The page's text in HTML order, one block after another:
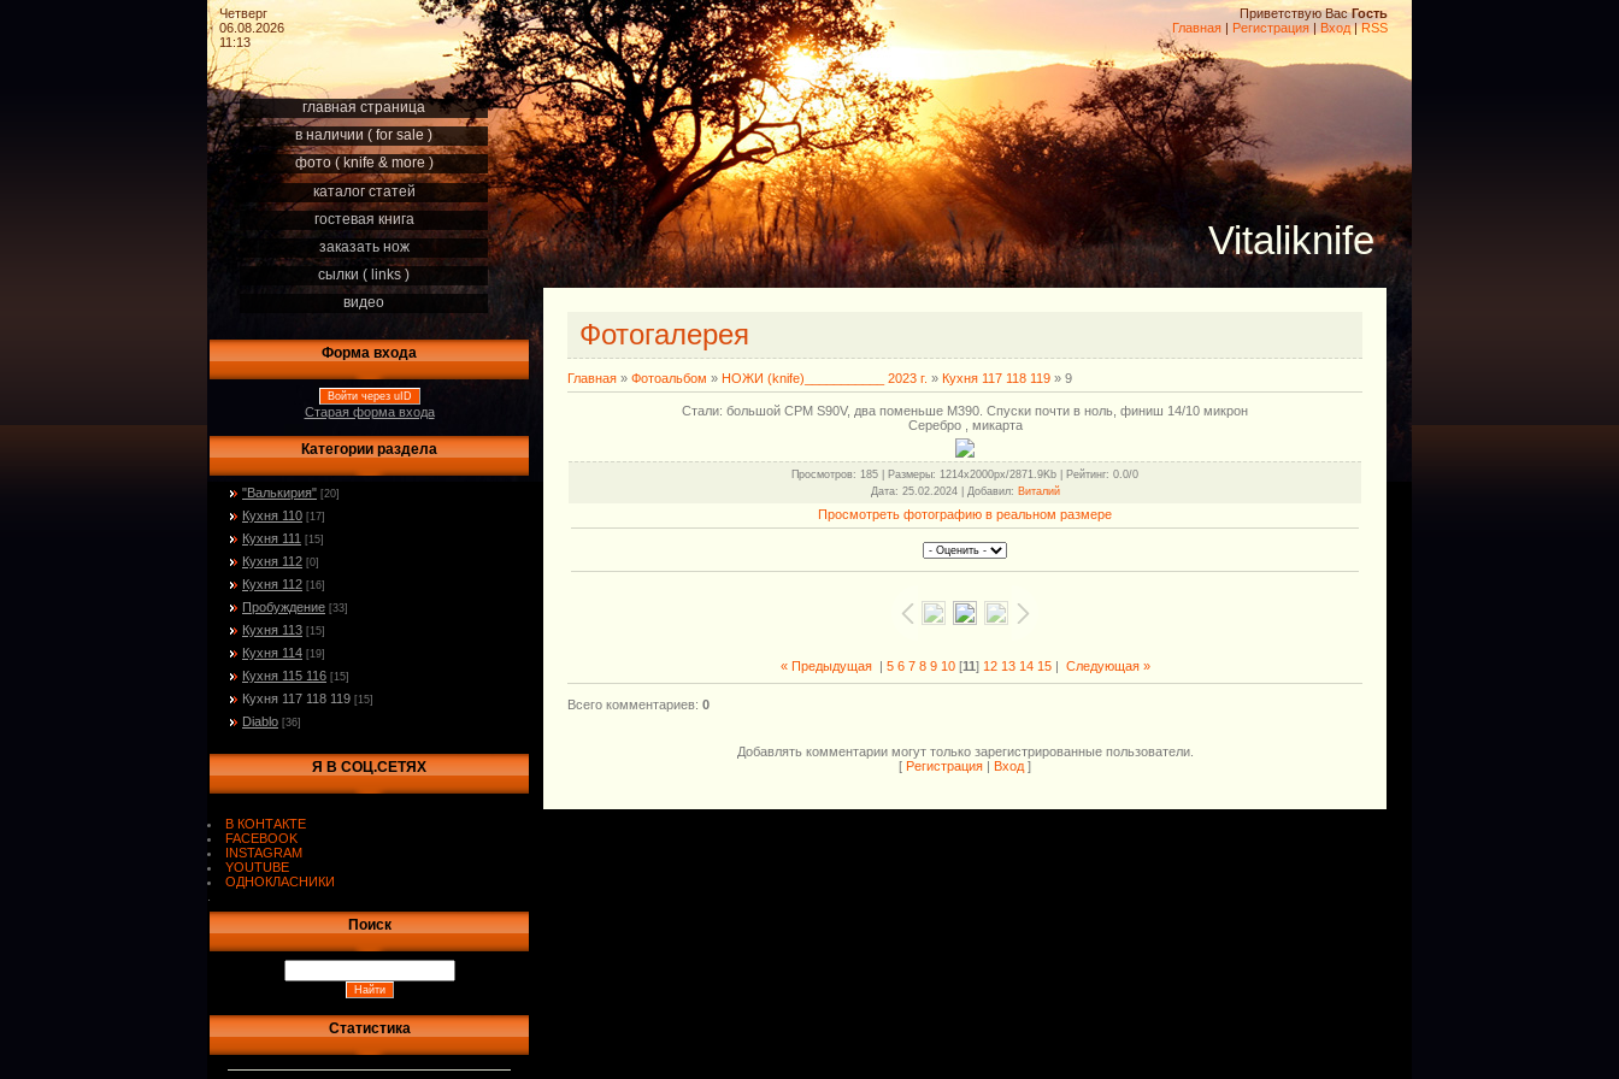
Четверг
06.08.2026
11:13
Приветствую Вас Гость
Главная | Регистрация | Вход|RSS
главная страница
в наличии ( for sale )
фото ( knife & more )
каталог статей
гостевая книга
заказать нож
сылки ( links )
видео
Форма входа
Войти через uID
Старая форма входа
Категории раздела
"Валькирия" [20]
Кухня 110 [17]
Кухня 111 [15]
Кухня 112 [0]
Кухня 112 [16]
Пробуждение [33]
Кухня 113 [15]
Кухня 114 [19]
Кухня 115 116 [15]
Кухня 117 118 119 [15]
Diablo [36]
Я В СОЦ.СЕТЯХ
В КОНТАКТЕ
FACEBOOK
INSTAGRAM
YOUTUBE
ОДНОКЛАСНИКИ
Поиск
Статистика
Vitaliknife
Фотогалерея
Главная » Фотоальбом » НОЖИ (knife)___________ 2023 г. » Кухня 117 118 119 » 9
Стали: большой CPM S90V, два поменьше M390. Спуски почти в ноль, финиш 14/10 микрон
Серебро , микарта
Просмотров: 185 | Размеры: 1214x2000px/2871.9Kb | Рейтинг: 0.0/0
Дата: 25.02.2024 | Добавил: Виталий
Просмотреть фотографию в реальном размере
« Предыдущая| 5 6 7 8 9 10[11] 12 13 14 15| Следующая »
Всего комментариев: 0
Добавлять комментарии могут только зарегистрированные пользователи.
[ Регистрация Вход ]